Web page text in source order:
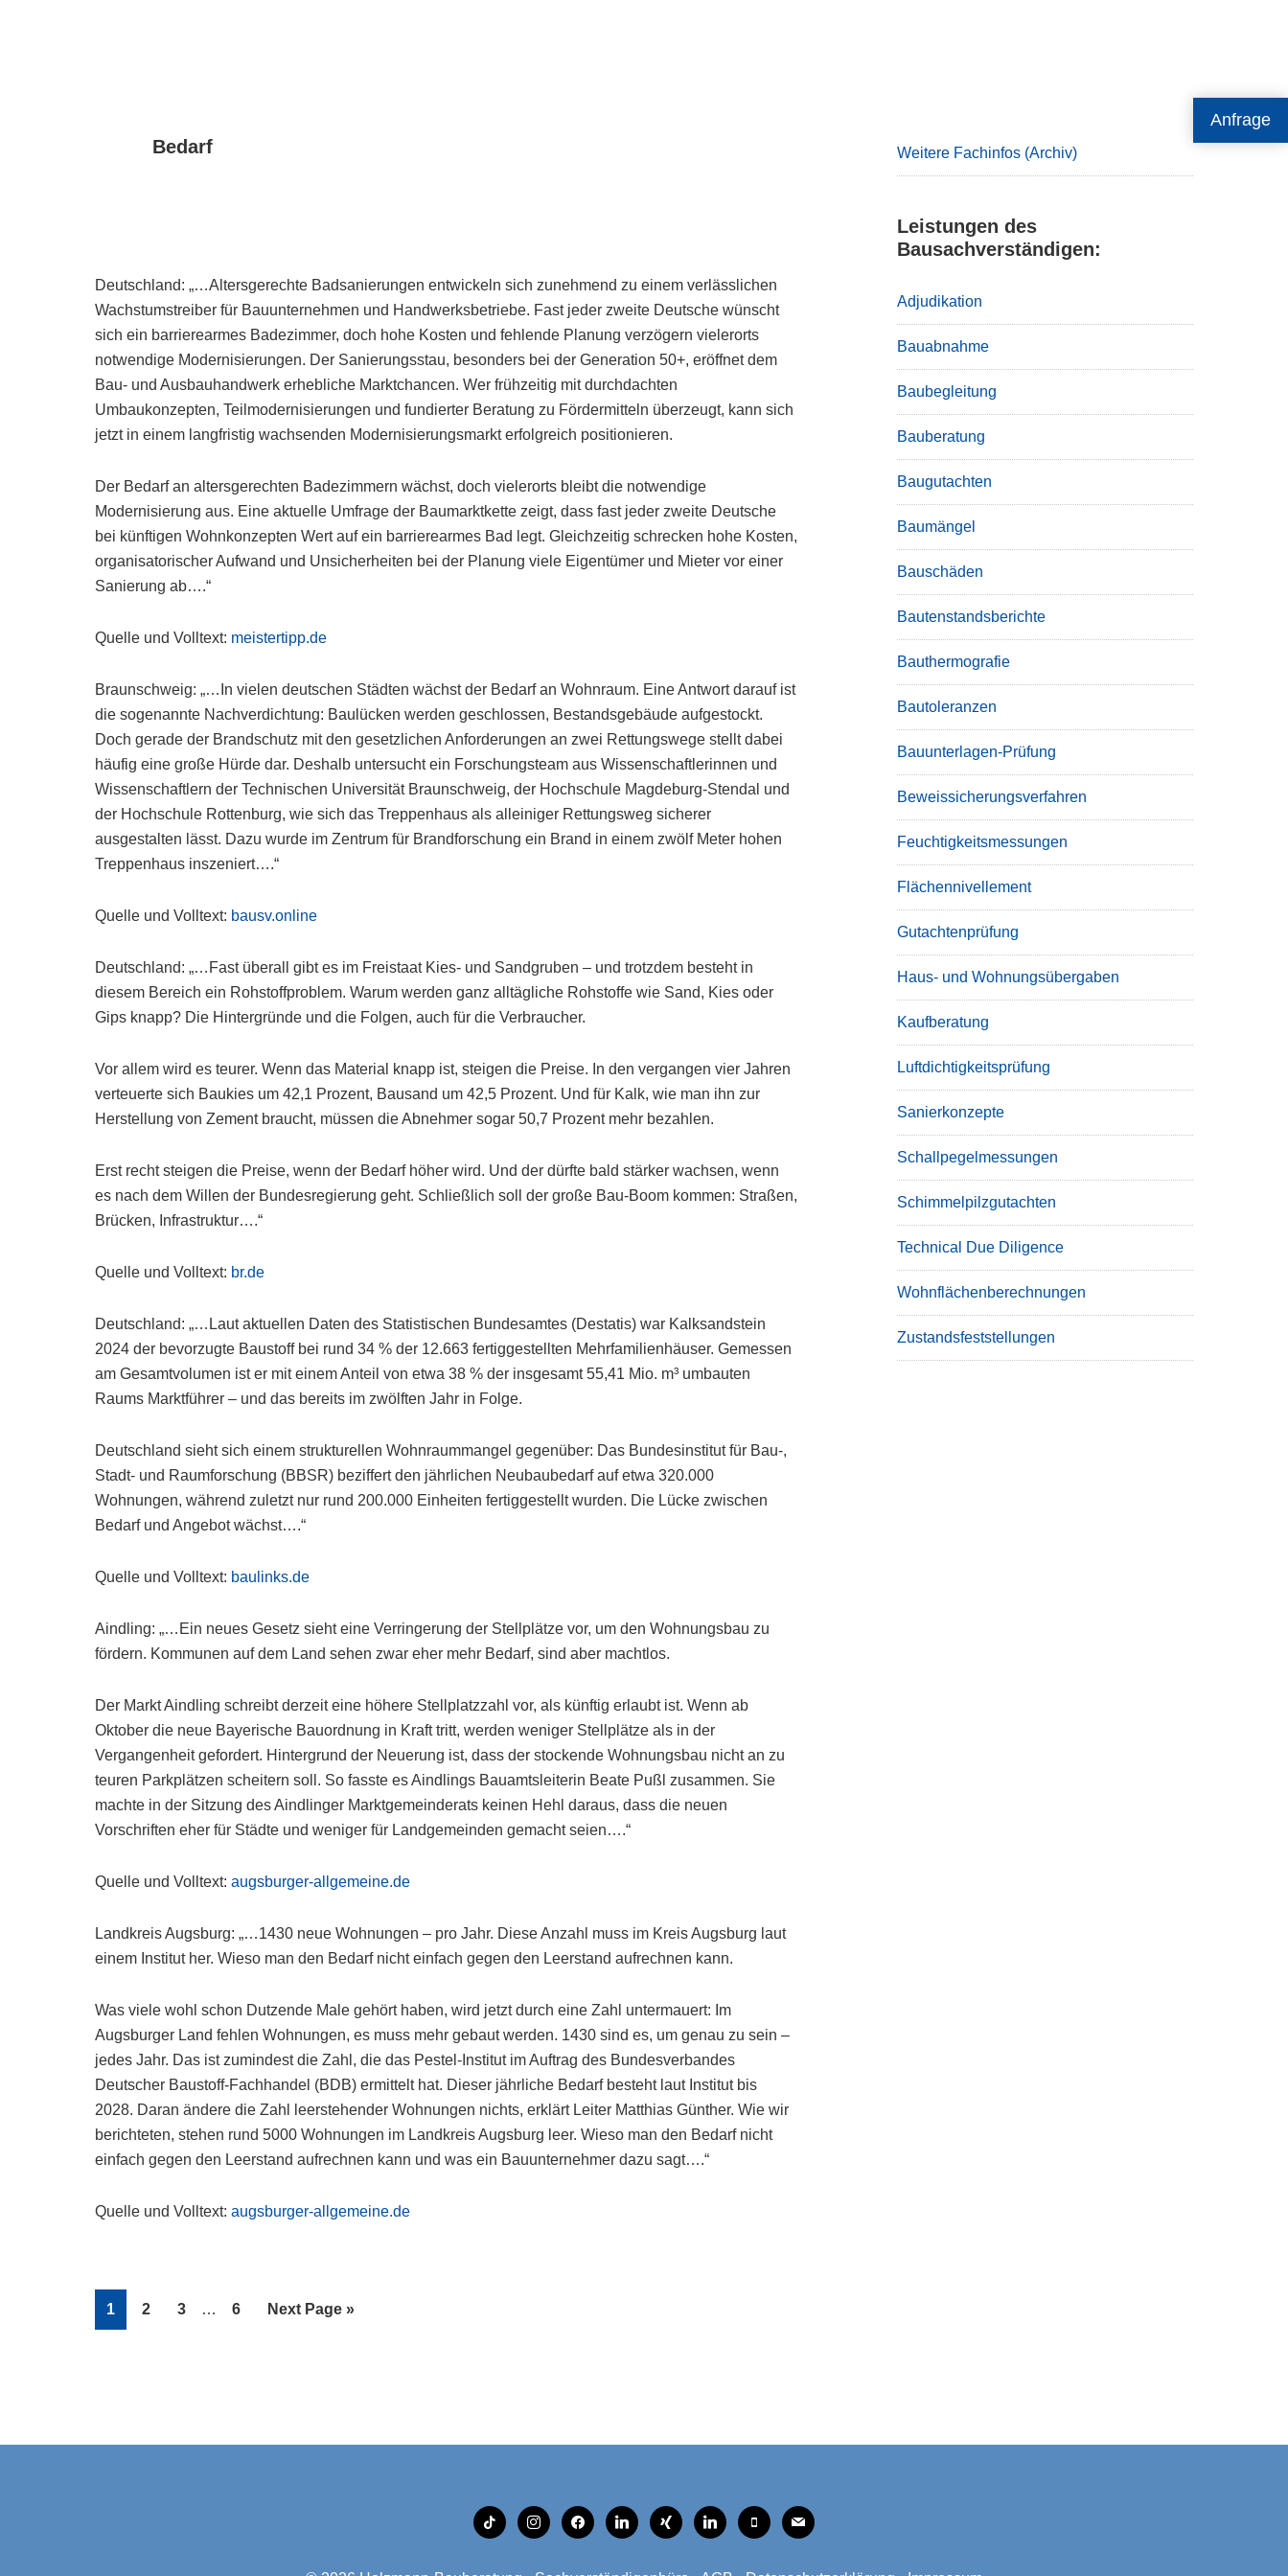
Anfrage
Bedarf
Deutschland: „…Altersgerechte Badsanierungen entwickeln sich zunehmend zu einem verlässlichen
Wachstumstreiber für Bauunternehmen und Handwerksbetriebe. Fast jeder zweite Deutsche wünscht
sich ein barrierearmes Badezimmer, doch hohe Kosten und fehlende Planung verzögern vielerorts
notwendige Modernisierungen. Der Sanierungsstau, besonders bei der Generation 50+, eröffnet dem
Bau- und Ausbauhandwerk erhebliche Marktchancen. Wer frühzeitig mit durchdachten
Umbaukonzepten, Teilmodernisierungen und fundierter Beratung zu Fördermitteln überzeugt, kann sich
jetzt in einem langfristig wachsenden Modernisierungsmarkt erfolgreich positionieren.
Der Bedarf an altersgerechten Badezimmern wächst, doch vielerorts bleibt die notwendige
Modernisierung aus. Eine aktuelle Umfrage der Baumarktkette zeigt, dass fast jeder zweite Deutsche
bei künftigen Wohnkonzepten Wert auf ein barrierearmes Bad legt. Gleichzeitig schrecken hohe Kosten,
organisatorischer Aufwand und Unsicherheiten bei der Planung viele Eigentümer und Mieter vor einer
Sanierung ab….“
Quelle und Volltext: meistertipp.de
Braunschweig: „…In vielen deutschen Städten wächst der Bedarf an Wohnraum. Eine Antwort darauf ist
die sogenannte Nachverdichtung: Baulücken werden geschlossen, Bestandsgebäude aufgestockt.
Doch gerade der Brandschutz mit den gesetzlichen Anforderungen an zwei Rettungswege stellt dabei
häufig eine große Hürde dar. Deshalb untersucht ein Forschungsteam aus Wissenschaftlerinnen und
Wissenschaftlern der Technischen Universität Braunschweig, der Hochschule Magdeburg-Stendal und
der Hochschule Rottenburg, wie sich das Treppenhaus als alleiniger Rettungsweg sicherer
ausgestalten lässt. Dazu wurde im Zentrum für Brandforschung ein Brand in einem zwölf Meter hohen
Treppenhaus inszeniert….“
Quelle und Volltext: bausv.online
Deutschland: „…Fast überall gibt es im Freistaat Kies- und Sandgruben – und trotzdem besteht in
diesem Bereich ein Rohstoffproblem. Warum werden ganz alltägliche Rohstoffe wie Sand, Kies oder
Gips knapp? Die Hintergründe und die Folgen, auch für die Verbraucher.
Vor allem wird es teurer. Wenn das Material knapp ist, steigen die Preise. In den vergangen vier Jahren
verteuerte sich Baukies um 42,1 Prozent, Bausand um 42,5 Prozent. Und für Kalk, wie man ihn zur
Herstellung von Zement braucht, müssen die Abnehmer sogar 50,7 Prozent mehr bezahlen.
Erst recht steigen die Preise, wenn der Bedarf höher wird. Und der dürfte bald stärker wachsen, wenn
es nach dem Willen der Bundesregierung geht. Schließlich soll der große Bau-Boom kommen: Straßen,
Brücken, Infrastruktur….“
Quelle und Volltext: br.de
Deutschland: „…Laut aktuellen Daten des Statistischen Bundesamtes (Destatis) war Kalksandstein
2024 der bevorzugte Baustoff bei rund 34 % der 12.663 fertiggestellten Mehrfamilienhäuser. Gemessen
am Gesamtvolumen ist er mit einem Anteil von etwa 38 % der insgesamt 55,41 Mio. m³ umbauten
Raums Marktführer – und das bereits im zwölften Jahr in Folge.
Deutschland sieht sich einem strukturellen Wohnraummangel gegenüber: Das Bundesinstitut für Bau-,
Stadt- und Raumforschung (BBSR) beziffert den jährlichen Neubaubedarf auf etwa 320.000
Wohnungen, während zuletzt nur rund 200.000 Einheiten fertiggestellt wurden. Die Lücke zwischen
Bedarf und Angebot wächst….“
Quelle und Volltext: baulinks.de
Aindling: „…Ein neues Gesetz sieht eine Verringerung der Stellplätze vor, um den Wohnungsbau zu
fördern. Kommunen auf dem Land sehen zwar eher mehr Bedarf, sind aber machtlos.
Der Markt Aindling schreibt derzeit eine höhere Stellplatzzahl vor, als künftig erlaubt ist. Wenn ab
Oktober die neue Bayerische Bauordnung in Kraft tritt, werden weniger Stellplätze als in der
Vergangenheit gefordert. Hintergrund der Neuerung ist, dass der stockende Wohnungsbau nicht an zu
teuren Parkplätzen scheitern soll. So fasste es Aindlings Bauamtsleiterin Beate Pußl zusammen. Sie
machte in der Sitzung des Aindlinger Marktgemeinderats keinen Hehl daraus, dass die neuen
Vorschriften eher für Städte und weniger für Landgemeinden gemacht seien….“
Quelle und Volltext:augsburger-allgemeine.de
Landkreis Augsburg: „…1430 neue Wohnungen – pro Jahr. Diese Anzahl muss im Kreis Augsburg laut
einem Institut her. Wieso man den Bedarf nicht einfach gegen den Leerstand aufrechnen kann.
Was viele wohl schon Dutzende Male gehört haben, wird jetzt durch eine Zahl untermauert: Im
Augsburger Land fehlen Wohnungen, es muss mehr gebaut werden. 1430 sind es, um genau zu sein –
jedes Jahr. Das ist zumindest die Zahl, die das Pestel-Institut im Auftrag des Bundesverbandes
Deutscher Baustoff-Fachhandel (BDB) ermittelt hat. Dieser jährliche Bedarf besteht laut Institut bis
2028. Daran ändere die Zahl leerstehender Wohnungen nichts, erklärt Leiter Matthias Günther. Wie wir
berichteten, stehen rund 5000 Wohnungen im Landkreis Augsburg leer. Wieso man den Bedarf nicht
einfach gegen den Leerstand aufrechnen kann und was ein Bauunternehmer dazu sagt….“
Quelle und Volltext:augsburger-allgemeine.de
Page
1 Page
2 Page
3
Interim
… Page
6
Go
Next Page »
Weitere Fachinfos (Archiv)
Leistungen des
Bausachverständigen:
Adjudikation
Bauabnahme
Baubegleitung
Bauberatung
Baugutachten
Baumängel
Bauschäden
Bautenstandsberichte
Bauthermografie
Bautoleranzen
Bauunterlagen-Prüfung
Beweissicherungsverfahren
Feuchtigkeitsmessungen
Flächennivellement
Gutachtenprüfung
Haus- und Wohnungsübergaben
Kaufberatung
Luftdichtigkeitsprüfung
Sanierkonzepte
Schallpegelmessungen
Schimmelpilzgutachten
Technical Due Diligence
Wohnflächenberechnungen
Zustandsfeststellungen
tiktok instagramfacebooklinkedinxing linkedinmobilemail